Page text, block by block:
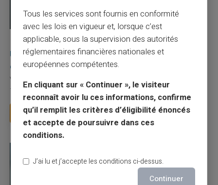
03/08/2026 Veritas Carte prépayée
Une carte bancaire gratuite sans compte, ça
existe ?
Vous avez tapé cette recherche parce que votre banque vous
facture 50 € par an pour une carte que vo...
Lire la suite
Tous les services sont fournis en conformité
avec les lois en vigueur et, lorsque c’est
applicable, sous la supervision des autorités
réglementaires financières nationales et
européennes compétentes.
En cliquant sur « Continuer », le visiteur
reconnaît avoir lu ces informations, confirme
qu’il remplit les critères d’éligibilité énoncés
et accepte de poursuivre dans ces
conditions.
J’ai lu et j’accepte les conditions ci-dessus.
Continuer